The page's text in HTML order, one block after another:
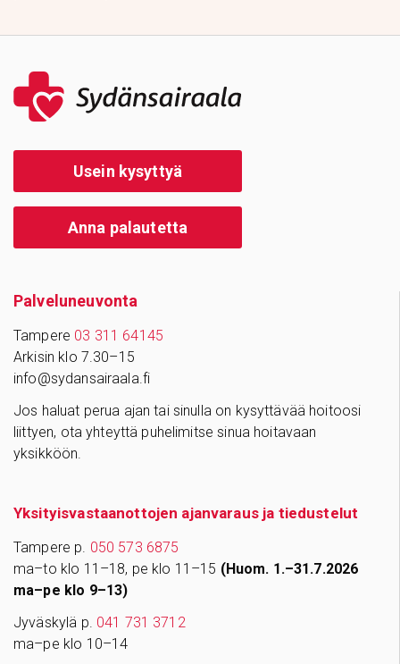
Usein kysyttyä
Anna palautetta
Palve­lu­neu­vonta
Tampere 03 311 64145
Arkisin klo 7.30–15
info@sydansairaala.fi
Jos haluat perua ajan tai sinulla on kysyttävää hoitoosi
liittyen, ota yhteyttä puhelimitse sinua hoitavaan
yksikköön.
Yksityisvastaanottojen ajanvaraus ja tiedustelut
Tampere p. 050 573 6875
ma–to klo 11–18, pe klo 11–15 (Huom. 1.–31.7.2026
ma–pe klo 9–13)
Jyväskylä p. 041 731 3712
ma–pe klo 10–14